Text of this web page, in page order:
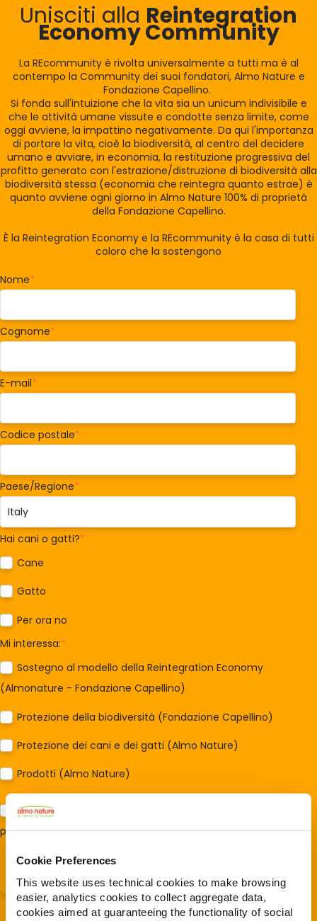
Cookie Preferences
This website uses technical cookies to make browsing
easier, analytics cookies to collect aggregate data,
cookies aimed at guaranteeing the functionality of social
Unisciti alla Reintegration
Economy Community
La REcommunity è rivolta universalmente a tutti ma è al
contempo la Community dei suoi fondatori, Almo Nature e
Fondazione Capellino.
Si fonda sull'intuizione che la vita sia un unicum indivisibile e
che le attività umane vissute e condotte senza limite, come
oggi avviene, la impattino negativamente. Da qui l'importanza
di portare la vita, cioè la biodiversità, al centro del decidere
umano e avviare, in economia, la restituzione progressiva del
profitto generato con l'estrazione/distruzione di biodiversità alla
biodiversità stessa (economia che reintegra quanto estrae) è
quanto avviene ogni giorno in Almo Nature 100% di proprietà
della Fondazione Capellino.
È la Reintegration Economy e la REcommunity è la casa di tutti
coloro che la sostengono
Nome*
Cognome*
E-mail*
Codice postale*
Paese/Regione*
Hai cani o gatti?*
Cane
Gatto
Per ora no
Mi interessa:*
Sostegno al modello della Reintegration Economy
(Almonature - Fondazione Capellino)
Protezione della biodiversità (Fondazione Capellino)
Protezione dei cani e dei gatti (Almo Nature)
Prodotti (Almo Nature)
Acconsento al trattamento dei miei dati e dichiaro di aver
preso visione dellaPrivacy Policy*